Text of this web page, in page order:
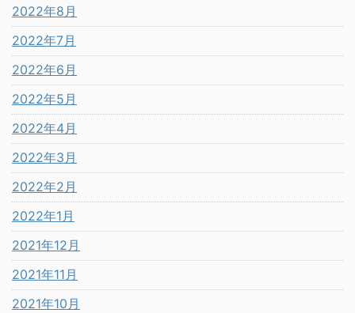
2022年8月
2022年7月
2022年6月
2022年5月
2022年4月
2022年3月
2022年2月
2022年1月
2021年12月
2021年11月
2021年10月